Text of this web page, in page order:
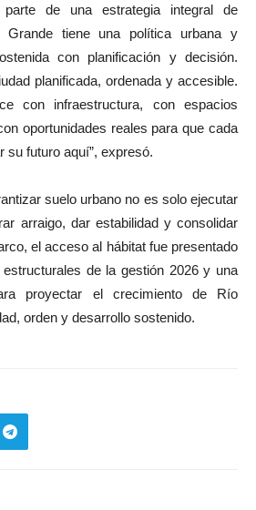
de una estrategia integral de
Grande tiene una política urbana y
con planificación y decisión.
planificada, ordenada y accesible.
con infraestructura, con espacios
oportunidades reales para que cada
su futuro aquí”, expresó.
suelo urbano no es solo ejecutar
arraigo, dar estabilidad y consolidar
el acceso al hábitat fue presentado
de la gestión 2026 y una
proyectar el crecimiento de Río
orden y desarrollo sostenido.